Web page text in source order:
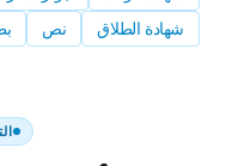
شهادة الطلاق
نص